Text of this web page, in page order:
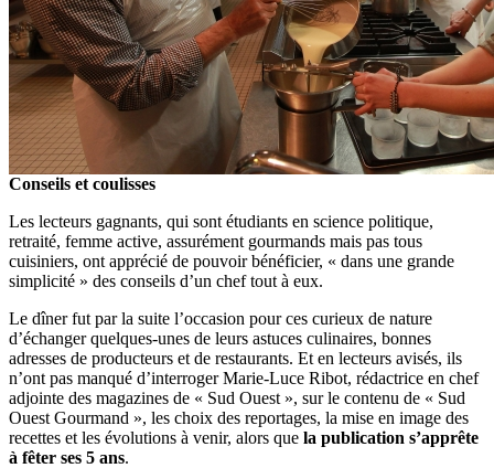
Conseils et coulisses
Les lecteurs gagnants, qui sont étudiants en science politique,
retraité, femme active, assurément gourmands mais pas tous
cuisiniers, ont apprécié de pouvoir bénéficier, « dans une grande
simplicité » des conseils d’un chef tout à eux.
Le dîner fut par la suite l’occasion pour ces curieux de nature
d’échanger quelques-unes de leurs astuces culinaires, bonnes
adresses de producteurs et de restaurants. Et en lecteurs avisés, ils
n’ont pas manqué d’interroger Marie-Luce Ribot, rédactrice en chef
adjointe des magazines de « Sud Ouest », sur le contenu de « Sud
Ouest Gourmand », les choix des reportages, la mise en image des
recettes et les évolutions à venir, alors que la publication s’apprête
à fêter ses 5 ans.